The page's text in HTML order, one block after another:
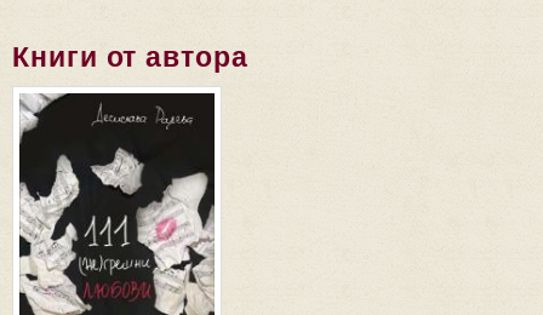
Книги от автора